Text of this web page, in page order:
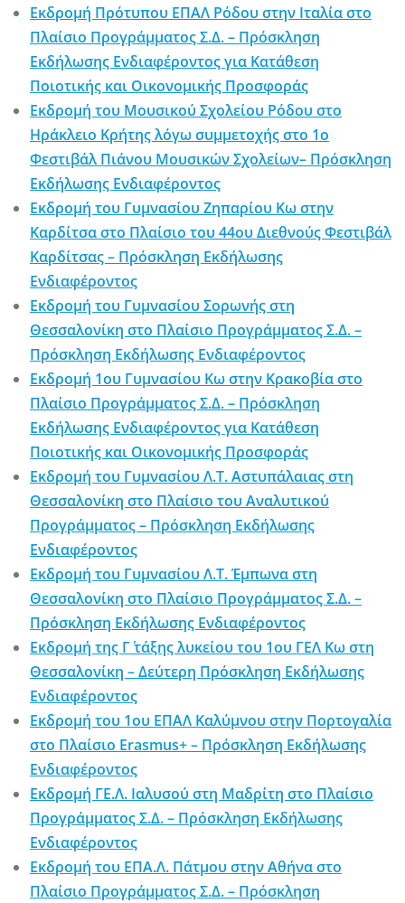
Εκδρομή Πρότυπου ΕΠΑΛ Ρόδου στην Ιταλία στο
Πλαίσιο Προγράμματος Σ.Δ. – Πρόσκληση
Εκδήλωσης Ενδιαφέροντος για Κατάθεση
Ποιοτικής και Οικονομικής Προσφοράς
Εκδρομή του Μουσικού Σχολείου Ρόδου στο
Ηράκλειο Κρήτης λόγω συμμετοχής στο 1ο
Φεστιβάλ Πιάνου Μουσικών Σχολείων– Πρόσκληση
Εκδήλωσης Ενδιαφέροντος
Εκδρομή του Γυμνασίου Ζηπαρίου Κω στην
Καρδίτσα στο Πλαίσιο του 44ου Διεθνούς Φεστιβάλ
Καρδίτσας – Πρόσκληση Εκδήλωσης
Ενδιαφέροντος
Εκδρομή του Γυμνασίου Σορωνής στη
Θεσσαλονίκη στο Πλαίσιο Προγράμματος Σ.Δ. –
Πρόσκληση Εκδήλωσης Ενδιαφέροντος
Εκδρομή 1ου Γυμνασίου Κω στην Κρακοβία στο
Πλαίσιο Προγράμματος Σ.Δ. – Πρόσκληση
Εκδήλωσης Ενδιαφέροντος για Κατάθεση
Ποιοτικής και Οικονομικής Προσφοράς
Εκδρομή του Γυμνασίου Λ.Τ. Αστυπάλαιας στη
Θεσσαλονίκη στο Πλαίσιο του Αναλυτικού
Προγράμματος – Πρόσκληση Εκδήλωσης
Ενδιαφέροντος
Εκδρομή του Γυμνασίου Λ.Τ. Έμπωνα στη
Θεσσαλονίκη στο Πλαίσιο Προγράμματος Σ.Δ. –
Πρόσκληση Εκδήλωσης Ενδιαφέροντος
Εκδρομή της Γ΄ τάξης λυκείου του 1ου ΓΕΛ Κω στη
Θεσσαλονίκη – Δεύτερη Πρόσκληση Εκδήλωσης
Ενδιαφέροντος
Εκδρομή του 1ου ΕΠΑΛ Καλύμνου στην Πορτογαλία
στο Πλαίσιο Erasmus+ – Πρόσκληση Εκδήλωσης
Ενδιαφέροντος
Εκδρομή ΓΕ.Λ. Ιαλυσού στη Μαδρίτη στο Πλαίσιο
Προγράμματος Σ.Δ. – Πρόσκληση Εκδήλωσης
Ενδιαφέροντος
Εκδρομή του ΕΠΑ.Λ. Πάτμου στην Αθήνα στο
Πλαίσιο Προγράμματος Σ.Δ. – Πρόσκληση